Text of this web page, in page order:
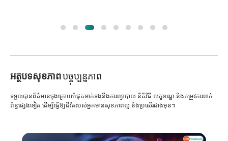
អត្ថបទសុខភាពបច្ចុប្បន្នភាព
ទទួលបានព័ត៌មានចុងក្រោយបំផុតទាក់ទងនឹងការព្យាបាល នីតិវិធី លក្ខខណ្ឌ និងតម្រូវការពាក់
ព័ន្ធផ្សេងទៀត ដើម្បីធ្វើឱ្យជីវិតរបស់អ្នកមានសុខភាពល្អ និងប្រសើរជាងមុន។